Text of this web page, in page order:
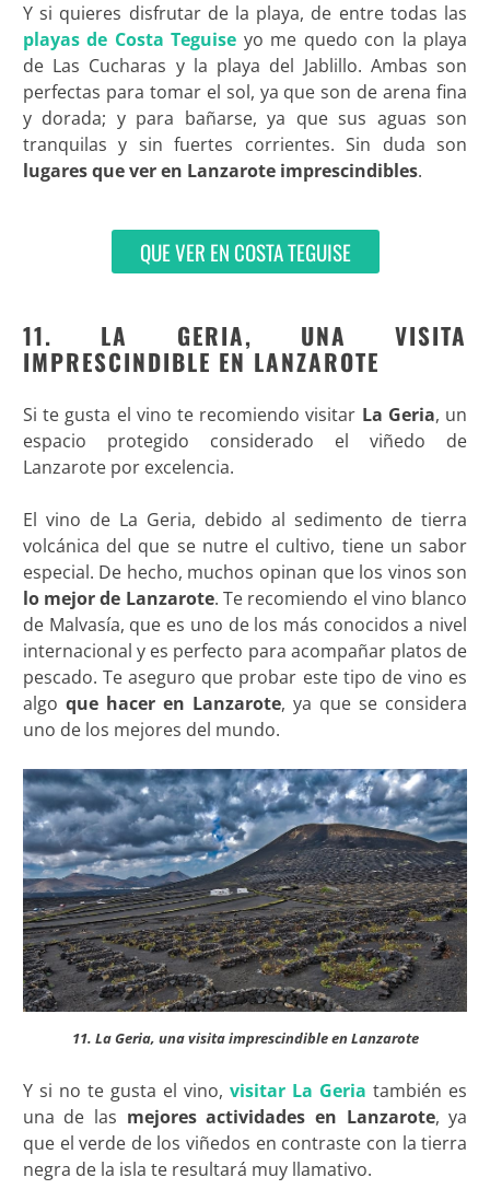
Y si quieres disfrutar de la playa, de entre todas las
playas de Costa Teguise yo me quedo con la playa
de Las Cucharas y la playa del Jablillo. Ambas son
perfectas para tomar el sol, ya que son de arena fina
y dorada; y para bañarse, ya que sus aguas son
tranquilas y sin fuertes corrientes. Sin duda son
lugares que ver en Lanzarote imprescindibles.
QUE VER EN COSTA TEGUISE
11. LA GERIA, UNA VISITA
IMPRESCINDIBLE EN LANZAROTE
Si te gusta el vino te recomiendo visitar La Geria, un
espacio protegido considerado el viñedo de
Lanzarote por excelencia.
El vino de La Geria, debido al sedimento de tierra
volcánica del que se nutre el cultivo, tiene un sabor
especial. De hecho, muchos opinan que los vinos son
lo mejor de Lanzarote. Te recomiendo el vino blanco
de Malvasía, que es uno de los más conocidos a nivel
internacional y es perfecto para acompañar platos de
pescado. Te aseguro que probar este tipo de vino es
algo que hacer en Lanzarote, ya que se considera
uno de los mejores del mundo.
11. La Geria, una visita imprescindible en Lanzarote
Y si no te gusta el vino,visitar La Geria también es
una de las mejores actividades en Lanzarote, ya
que el verde de los viñedos en contraste con la tierra
negra de la isla te resultará muy llamativo.